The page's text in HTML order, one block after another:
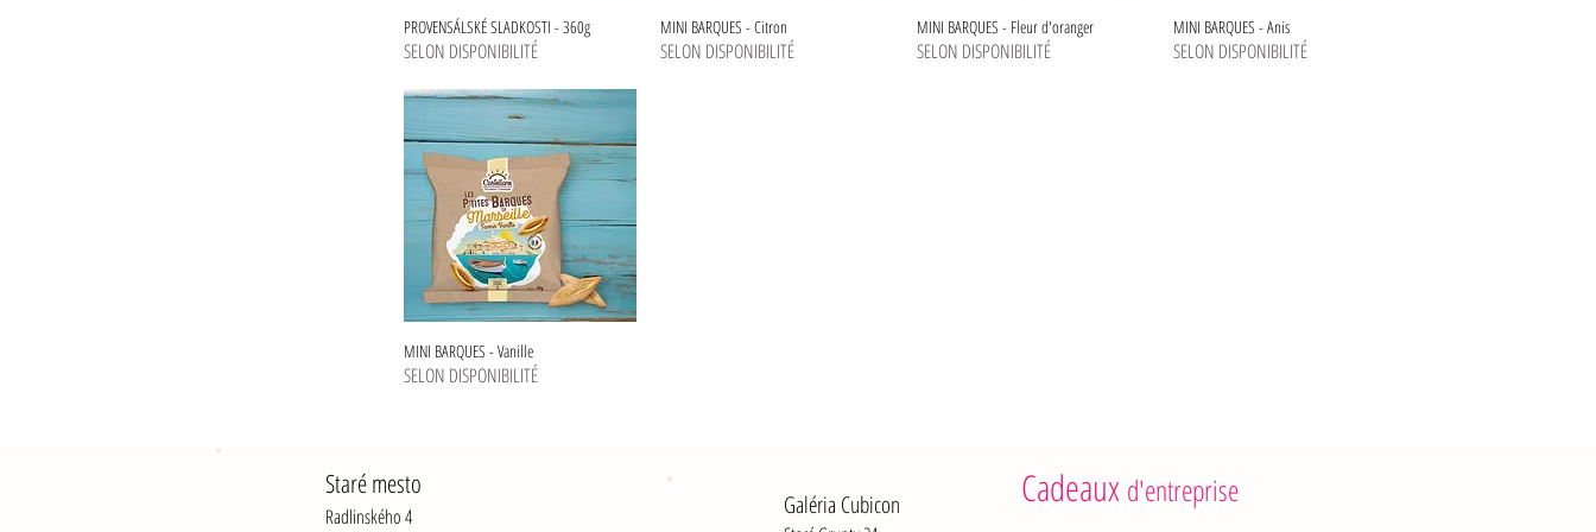
o
g
a
m
e
g
r
o
g
PROVENSÁLSKÉ SLADKOSTI - 360g
SELON DISPONIBILITÉ
MINI BARQUES - Citron
SELON DISPONIBILITÉ
MINI BARQUES - Fleur d'oranger
SELON DISPONIBILITÉ
MINI BARQUES - Anis
SELON DISPONIBILITÉ
MINI BARQUES - Vanille
SELON DISPONIBILITÉ
Galéria Cubicon Cadeaux d'entreprise
Staré mesto
Radlinského 4